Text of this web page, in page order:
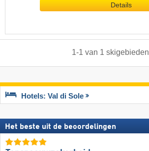
Details
1-1 van 1 skigebieden
Hotels: Val di Sole
Het beste uit de beoordelingen